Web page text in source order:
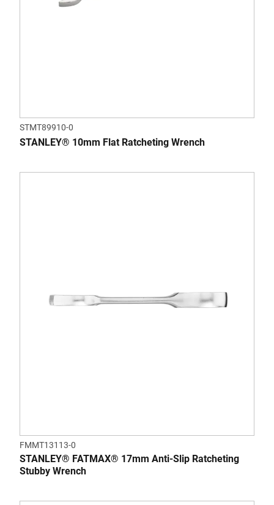
STMT89910-0
STANLEY® 10mm Flat Ratcheting Wrench
FMMT13113-0
STANLEY® FATMAX® 17mm Anti-Slip Ratcheting
Stubby Wrench